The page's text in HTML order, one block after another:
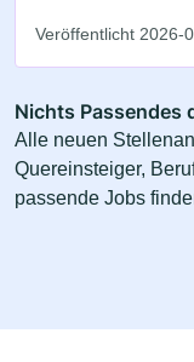
Veröffentlicht 2026-
Nichts Passendes
Alle neuen
Quereinsteiger,
passende Jobs